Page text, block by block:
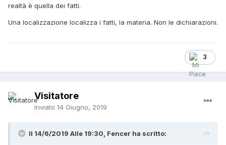
realtà è quella dei fatti.
Una localizzazione localizza i fatti, la materia. Non le dichiarazioni.
3
Visitatore
Inviato 14 Giugno, 2019
Il 14/6/2019 Alle 19:30, Fencer ha scritto: